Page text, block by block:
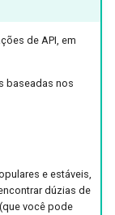
de API, em
baseadas nos
e estáveis,
dúzias de
você pode